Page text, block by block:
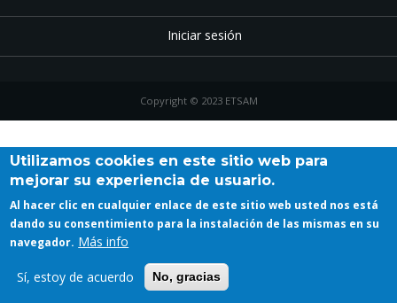
Iniciar sesión
Copyright © 2023 ETSAM
Utilizamos cookies en este sitio web para
mejorar su experiencia de usuario.
Al hacer clic en cualquier enlace de este sitio web usted nos está
dando su consentimiento para la instalación de las mismas en su
navegador. Más info
Sí, estoy de acuerdo No, gracias